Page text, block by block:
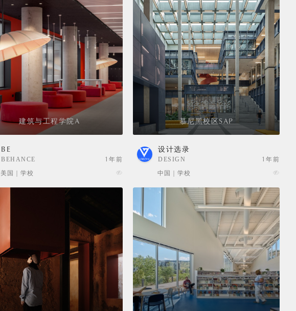
建筑与工程学院A
BE
BEHANCE
1年前
美国 | 学校
慕尼黑校区SAP
设计选录
DESIGN
1年前
中国 | 学校